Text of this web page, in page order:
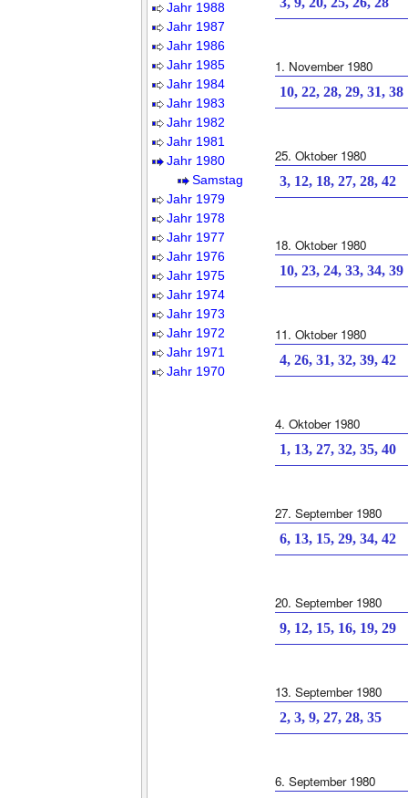
Jahr 1988
Jahr 1987
Jahr 1986
Jahr 1985
Jahr 1984
Jahr 1983
Jahr 1982
Jahr 1981
Jahr 1980
Samstag
Jahr 1979
Jahr 1978
Jahr 1977
Jahr 1976
Jahr 1975
Jahr 1974
Jahr 1973
Jahr 1972
Jahr 1971
Jahr 1970
1. November 1980
10, 22, 28, 29, 31, 38
25. Oktober 1980
3, 12, 18, 27, 28, 42
18. Oktober 1980
10, 23, 24, 33, 34, 39
11. Oktober 1980
4, 26, 31, 32, 39, 42
4. Oktober 1980
1, 13, 27, 32, 35, 40
27. September 1980
6, 13, 15, 29, 34, 42
20. September 1980
9, 12, 15, 16, 19, 29
13. September 1980
2, 3, 9, 27, 28, 35
6. September 1980